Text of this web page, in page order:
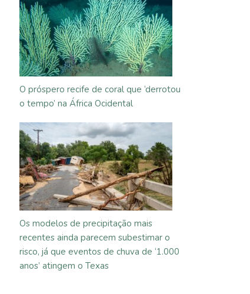
O próspero recife de coral que ‘derrotou
o tempo’ na África Ocidental
Os modelos de precipitação mais
recentes ainda parecem subestimar o
risco, já que eventos de chuva de ‘1.000
anos’ atingem o Texas